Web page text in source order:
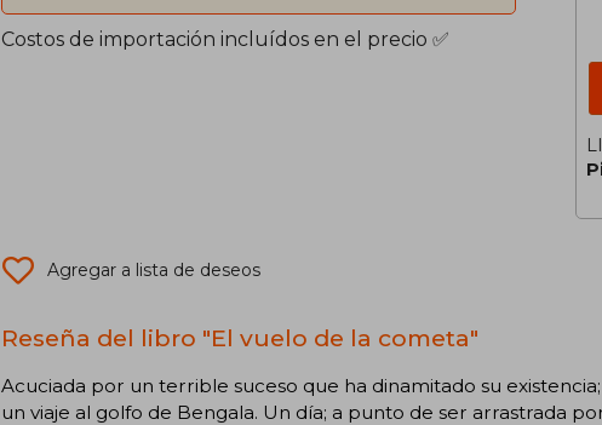
Costos de importación incluídos en el precio ✅
Agregar a lista de deseos
Reseña del libro "El vuelo de la cometa"
Acuciada por un terrible suceso que ha dinamitado su
un viaje al golfo de Bengala. Un día; a punto de ser arrastrada